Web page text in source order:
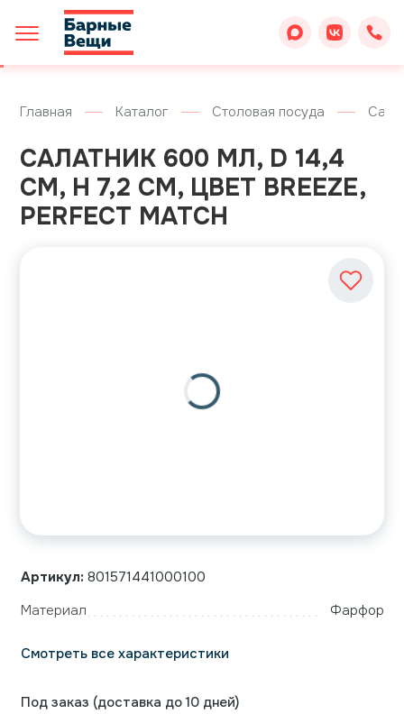
Главная Каталог Столовая посуда
САЛАТНИК 600 МЛ, D 14,4
СМ, H 7,2 СМ, ЦВЕТ BREEZE,
PERFECT MATCH
Артикул: 801571441000100
Материал
Фарфор
Смотреть все характеристики
Под заказ (доставка до 10 дней)